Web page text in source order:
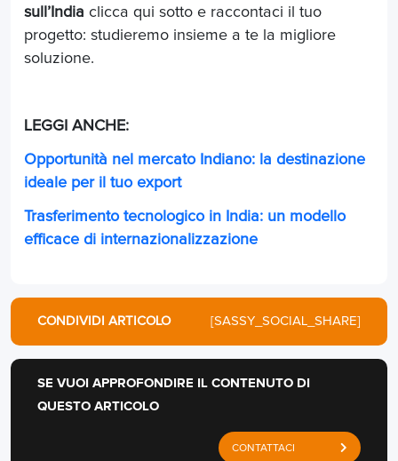
sull’India clicca qui sotto e raccontaci il tuo
progetto: studieremo insieme a te la migliore
soluzione.
LEGGI ANCHE:
Opportunità nel mercato Indiano: la destinazione
ideale per il tuo export
Trasferimento tecnologico in India: un modello
efficace di internazionalizzazione
CONDIVIDI ARTICOLO [SASSY_SOCIAL_SHARE]
SE VUOI APPROFONDIRE IL CONTENUTO DI
QUESTO ARTICOLO
CONTATTACI